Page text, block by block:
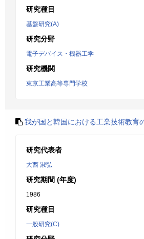
研究種目
基盤研究(A)
研究分野
電子デバイス・機器工学
研究機関
東京工業高等専門学校
我が国と韓国における工業技術教育
研究代表者
大西 淑弘
研究期間 (年度)
1986
研究種目
一般研究(C)